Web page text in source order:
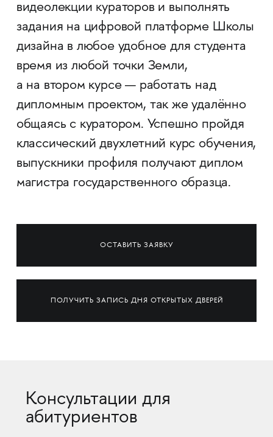
видеолекции кураторов и выполнять
задания на цифровой платформе Школы
дизайна в любое удобное для студента
время из любой точки Земли,
а на втором курсе — работать над
дипломным проектом, так же удалённо
общаясь с куратором. Успешно пройдя
классический двухлетний курс обучения,
выпускники профиля получают диплом
магистра государственного образца.
ОСТАВИТЬ ЗАЯВКУ
ПОЛУЧИТЬ ЗАПИСЬ ДНЯ ОТКРЫТЫХ ДВЕРЕЙ
Консультации для
абитуриентов